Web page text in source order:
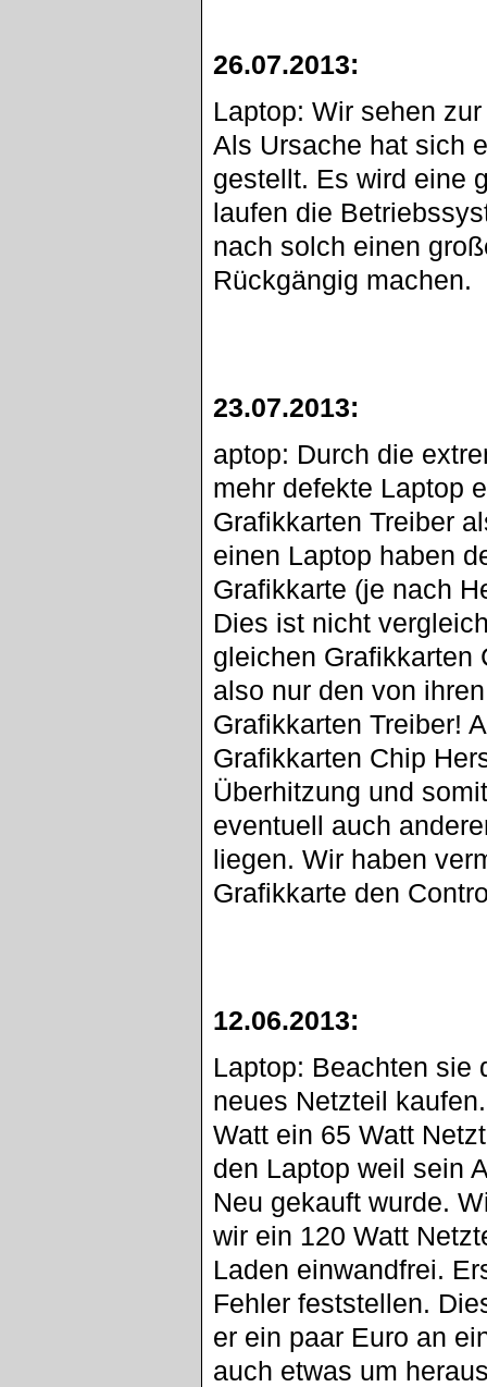
26.07.2013:
Laptop: Wir sehen
Als Ursache hat sich
gestellt. Es wird eine
laufen die
nach solch einen
Rückgängig machen.
23.07.2013:
aptop: Durch die
mehr defekte Laptop
Grafikkarten Treiber
einen Laptop haben
Grafikkarte (je nach
Dies ist nicht
gleichen Grafikkarten
also nur den von
Grafikkarten Treiber!
Grafikkarten Chip
Überhitzung und
eventuell auch
liegen. Wir haben
Grafikkarte den
12.06.2013:
Laptop: Beachten sie
neues Netzteil
Watt ein 65 Watt
den Laptop weil sein
Neu gekauft wurde.
wir ein 120 Watt
Laden einwandfrei.
Fehler feststellen.
er ein paar Euro an
auch etwas um